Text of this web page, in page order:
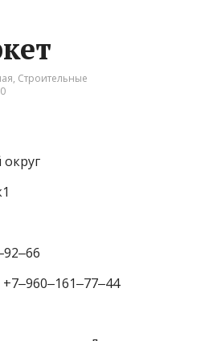
, Строительные